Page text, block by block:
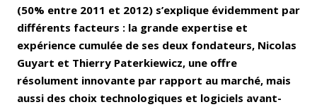
(50% entre 2011 et 2012) s’explique évidemment par
différents facteurs : la grande expertise et
expérience cumulée de ses deux fondateurs, Nicolas
Guyart et Thierry Paterkiewicz, une offre
résolument innovante par rapport au marché, mais
aussi des choix technologiques et logiciels avant-